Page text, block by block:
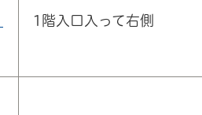
1階入口入って右側